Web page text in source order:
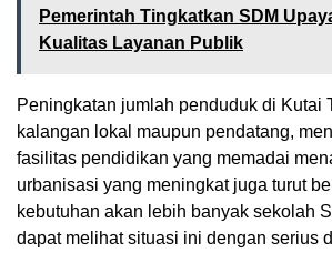
Pemerintah Tingkatkan SDM
Kualitas Layanan Publik
Peningkatan jumlah penduduk di Kutai
kalangan lokal maupun pendatang,
fasilitas pendidikan yang memadai
urbanisasi yang meningkat juga turut
kebutuhan akan lebih banyak sekolah
dapat melihat situasi ini dengan serius